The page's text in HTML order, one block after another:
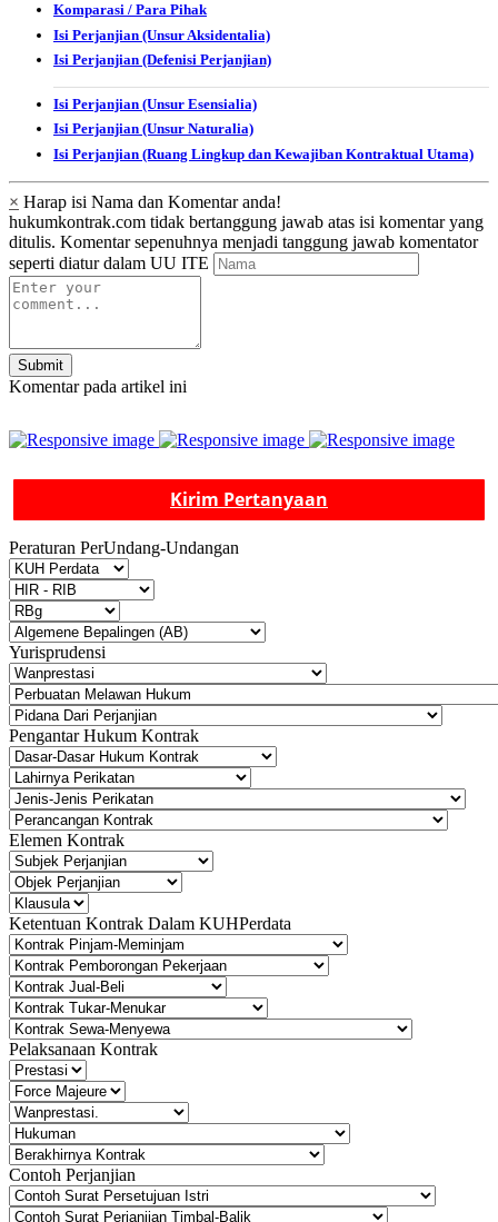
Komparasi / Para Pihak
Isi Perjanjian (Unsur Aksidentalia)
Isi Perjanjian (Defenisi Perjanjian)
Isi Perjanjian (Unsur Esensialia)
Isi Perjanjian (Unsur Naturalia)
Isi Perjanjian (Ruang Lingkup dan Kewajiban Kontraktual Utama)
× Harap isi Nama dan Komentar anda!
hukumkontrak.com tidak bertanggung jawab atas isi komentar yang
ditulis. Komentar sepenuhnya menjadi tanggung jawab komentator
seperti diatur dalam UU ITE
Submit
Komentar pada artikel ini
Kirim Pertanyaan
Peraturan PerUndang-Undangan
Yurisprudensi
Pengantar Hukum Kontrak
Elemen Kontrak
Ketentuan Kontrak Dalam KUHPerdata
Pelaksanaan Kontrak
Contoh Perjanjian